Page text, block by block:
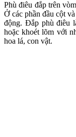
Phù điêu đắp trên
Ở các phần đầu cột
động. Đắp phù điêu
hoặc khoét lõm với
hoa lá, con vật.